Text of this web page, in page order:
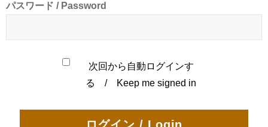
パスワード / Password
次回から自動ログインす
る / Keep me signed in